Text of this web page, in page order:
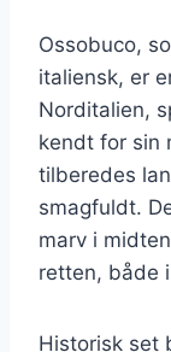
Ossobuco,
italiensk, er
Norditalien,
kendt for sin
tilberedes
smagfuldt.
marv i
retten, både
Historisk set